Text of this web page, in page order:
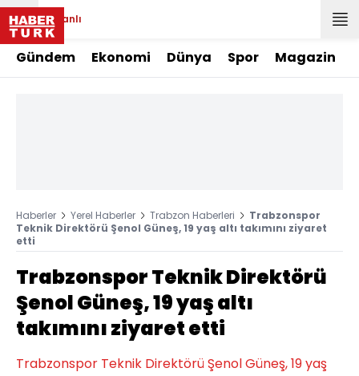
Canlı
Gündem Ekonomi Dünya Spor Magazin
Haberler Yerel Haberler Trabzon Haberleri
Trabzonspor
Teknik Direktörü Şenol Güneş, 19 yaş altı takımını ziyaret
etti
Trabzonspor Teknik Direktörü
Şenol Güneş, 19 yaş altı
takımını ziyaret etti
Trabzonspor Teknik Direktörü Şenol Güneş, 19 yaş